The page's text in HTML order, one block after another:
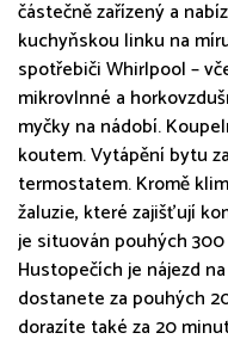
částečně zařízený a
kuchyňskou linku na
spotřebiči Whirlpool –
mikrovlnné a
myčky na nádobí.
koutem. Vytápění bytu
termostatem. Kromě
žaluzie, které zajišťují
je situován pouhých
Hustopečích je nájezd
dostanete za pouhých
dorazíte také za 20